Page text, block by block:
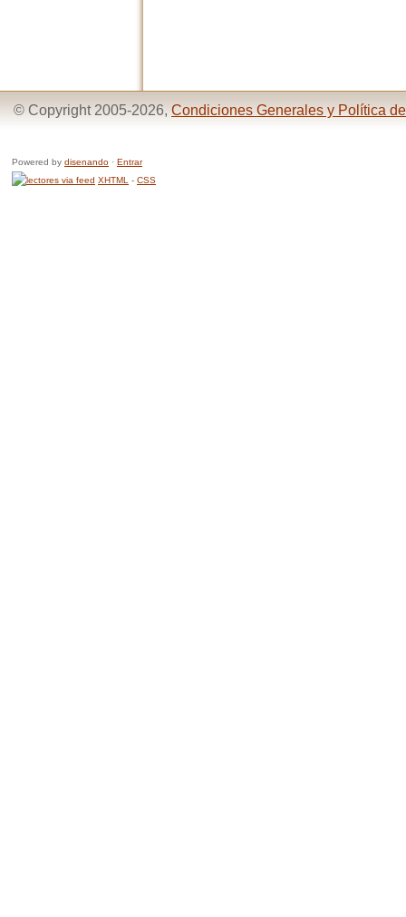
© Copyright 2005-2026, Condiciones Generales y Política
Powered by disenando · Entrar
XHTML
- CSS